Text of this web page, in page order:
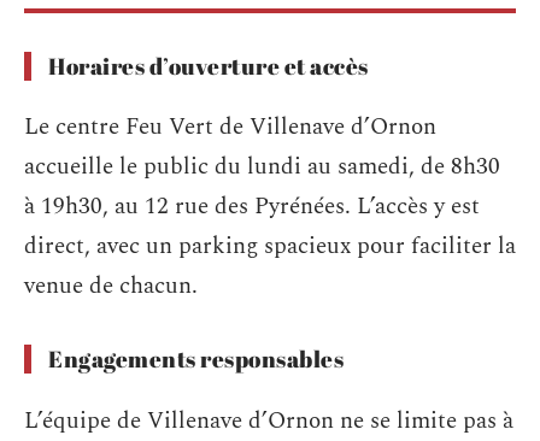
Horaires d’ouverture et accès
Le centre Feu Vert de Villenave d’Ornon
accueille le public du lundi au samedi, de 8h30
à 19h30, au 12 rue des Pyrénées. L’accès y est
direct, avec un parking spacieux pour faciliter la
venue de chacun.
Engagements responsables
L’équipe de Villenave d’Ornon ne se limite pas à